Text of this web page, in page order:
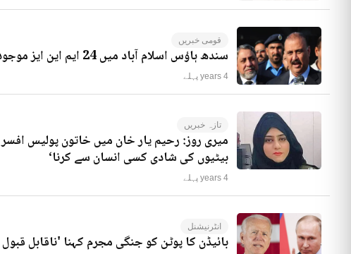
قومی خبریں
سندھ ہاؤس اسلام آباد میں 24 ایم این ایز موجود ہیں، راجہ ریاض کا انکشاف
4 years پہلے
تازہ خبریں
میری روز: رحیم یار خان میں خاتون پولیس
بیٹیوں کی شادی کسی انسان سے کرنا‘
4 years پہلے
انٹرنیشنل
بائیڈن کا پوٹن کو جنگی مجرم کہنا 'ناقابل